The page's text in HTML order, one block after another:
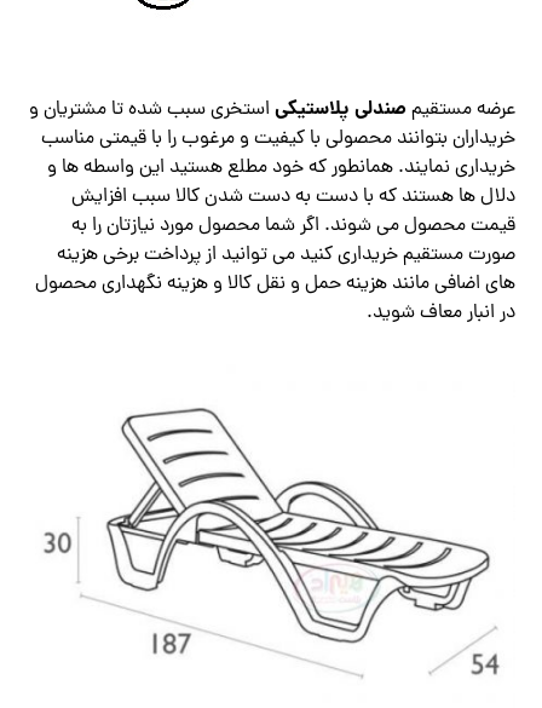
عرضه مستقیم صندلی پلاستیکی استخری سبب شده تا مشتریان و
خریداران بتوانند محصولی با کیفیت و مرغوب را با قیمتی مناسب
خریداری نمایند. همانطور که خود مطلع هستید این واسطه ‌ها و
دلال ‌ها هستند که با دست به دست شدن کالا سبب افزایش
قیمت محصول می شوند. اگر شما محصول مورد نیازتان را به
صورت مستقیم خریداری کنید می توانید از پرداخت برخی هزینه
های اضافی مانند هزینه حمل و نقل کالا و هزینه نگهداری محصول
در انبار معاف شوید.